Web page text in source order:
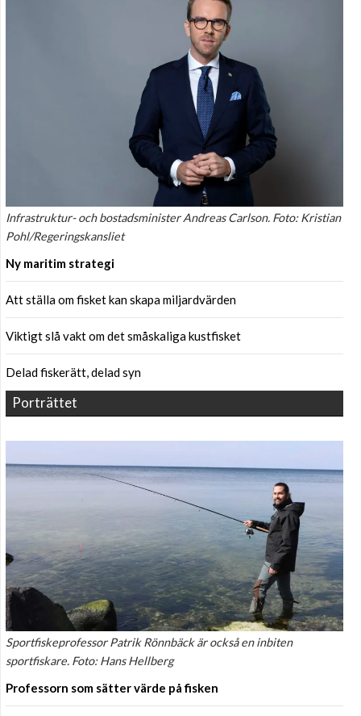
Infrastruktur- och bostadsminister Andreas Carlson. Foto: Kristian
Pohl/Regeringskansliet
Ny maritim strategi
Att ställa om fisket kan skapa miljardvärden
Viktigt slå vakt om det småskaliga kustfisket
Delad fiskerätt, delad syn
Porträttet
Sportfiskeprofessor Patrik Rönnbäck är också en inbiten
sportfiskare. Foto: Hans Hellberg
Professorn som sätter värde på fisken